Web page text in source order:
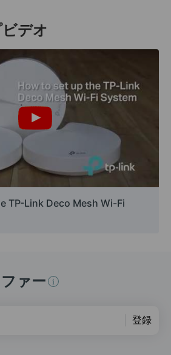
デオ
TP-Link Deco Mesh Wi-Fi
ァー
登録